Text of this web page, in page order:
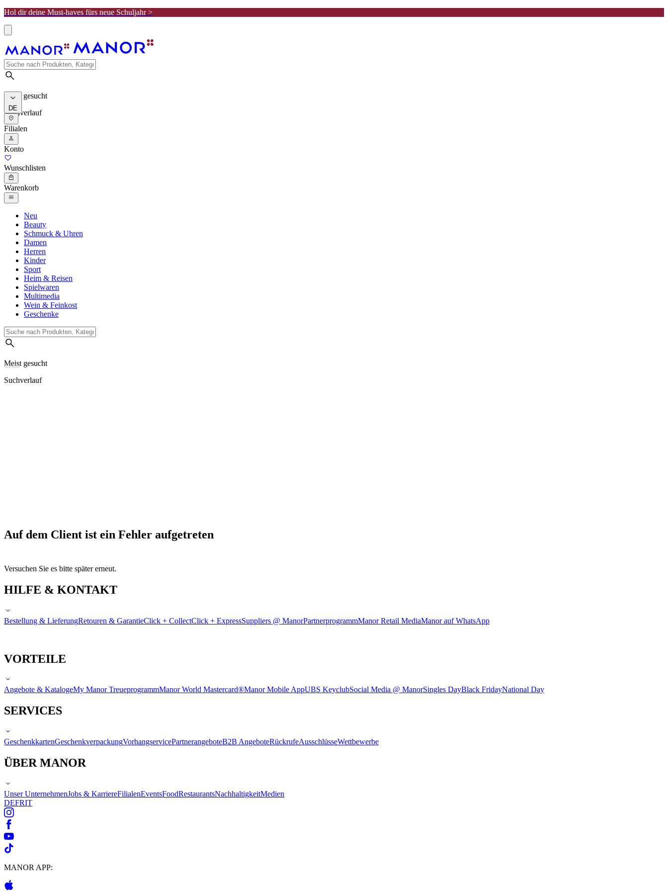
Hol dir deine Must-haves fürs neue Schuljahr >
Meist gesucht
Suchverlauf
DE
Filialen
Konto
Wunschlisten
Warenkorb
Neu
Beauty
Schmuck & Uhren
Damen
Herren
Kinder
Sport
Heim & Reisen
Spielwaren
Multimedia
Wein & Feinkost
Geschenke
Meist gesucht
Suchverlauf
Auf dem Client ist ein Fehler aufgetreten
Versuchen Sie es bitte später erneut.
HILFE & KONTAKT
Bestellung & LieferungRetouren & GarantieClick + CollectClick + ExpressSuppliers @ ManorPartnerprogrammManor Retail MediaManor auf WhatsApp
VORTEILE
Angebote & KatalogeMy Manor TreueprogrammManor World Mastercard®Manor Mobile AppUBS KeyclubSocial Media @ ManorSingles DayBlack FridayNational Day
SERVICES
GeschenkkartenGeschenkverpackungVorhangservicePartnerangeboteB2B AngeboteRückrufeAusschlüsseWettbewerbe
ÜBER MANOR
Unser UnternehmenJobs & KarriereFilialenEventsFoodRestaurantsNachhaltigkeitMedien
DEFRIT
MANOR APP: